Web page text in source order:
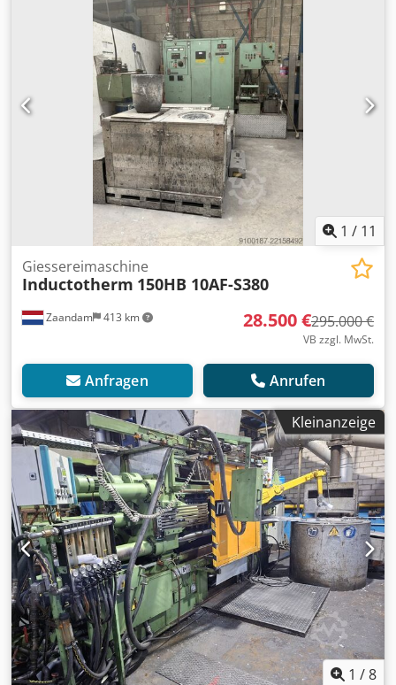
1 / 11
Zaandam 413 km
Giessereimaschine
Inductotherm 150HB 10AF-S380
28.500 €295.000 €
VB zzgl. MwSt.
Anfragen Anrufen
Kleinanzeige
1 /8